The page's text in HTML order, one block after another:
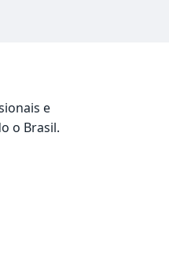
e
o Brasil.